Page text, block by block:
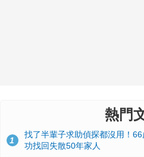
熱門
1
找了半輩子求助偵探都沒用！
功找回失散50年家人